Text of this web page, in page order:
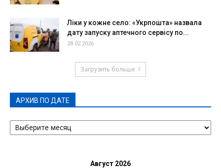
Ліки у кожне село: «Укрпошта» назвала
дату запуску аптечного сервісу по...
28.02.2026
Загрузить больше
АРХИВ ПО ДАТЕ
АРХИВ
ПО
Август 2026